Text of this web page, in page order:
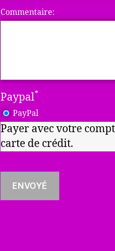
Commentaire:
Paypal*
PayPal
Payer avec votre
carte de crédit.
ENVOYÉ